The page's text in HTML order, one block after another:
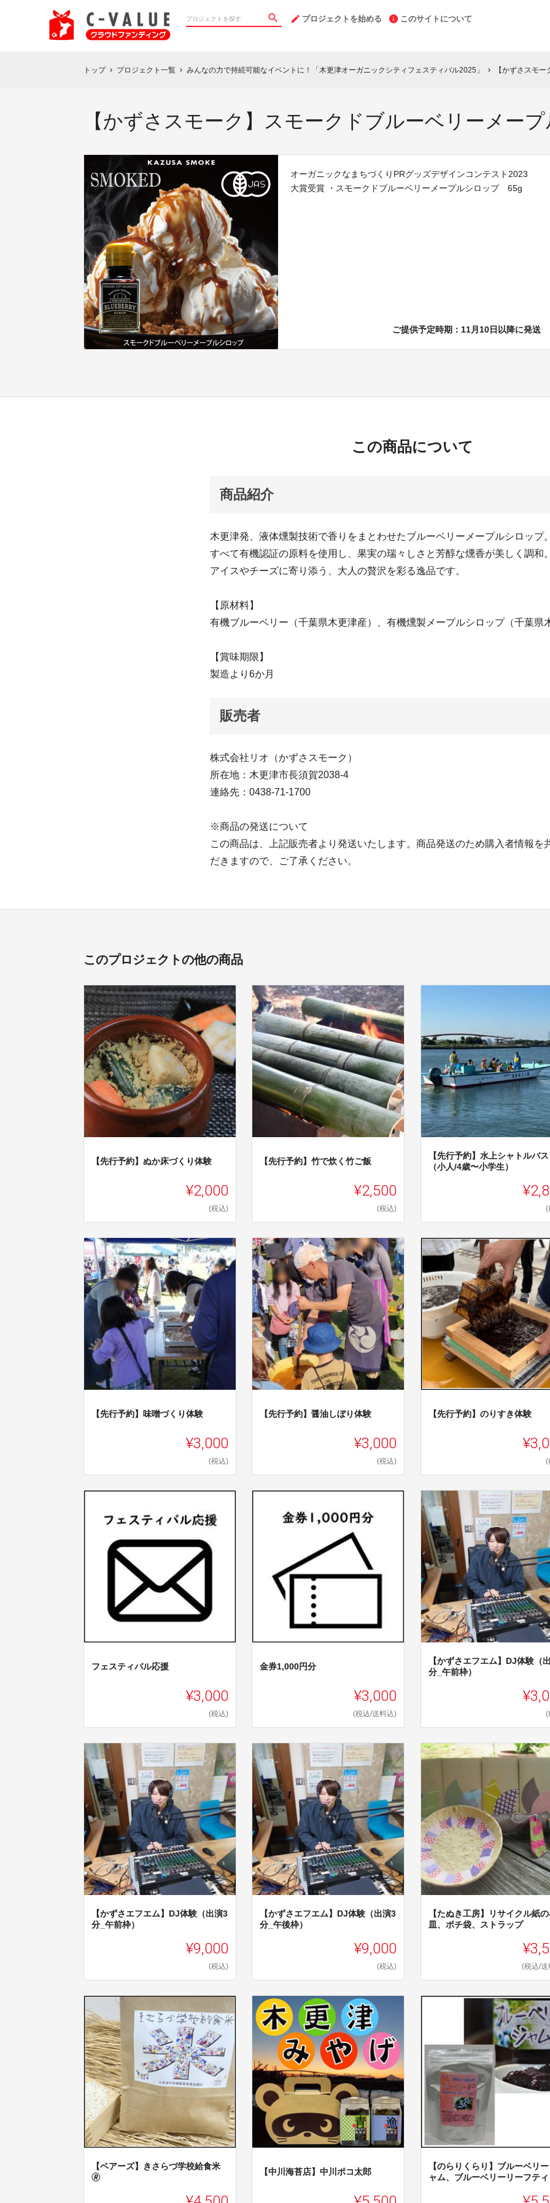
プロジェクトを始める このサイトについて
トップ chevron_right プロジェクト一覧 chevron_right みんなの力で持続可能なイベントに！「木更津オーガニックシティフェスティバル2025」 chevron_right 【かずさスモ
【かずさスモーク】スモークドブルーベリーメー
オーガニックなまちづくりPRグッズデザインコンテスト2023
大賞受賞 ・スモークドブルーベリーメープルシロップ 65g
ご提供予定時期：11月10日以降に発送
この商品について
商品紹介
木更津発、液体燻製技術で香りをまとわせたブルーベリーメープルシロップ。
すべて有機認証の原料を使用し、果実の瑞々しさと芳醇な燻香が美しく調和。
アイスやチーズに寄り添う、大人の贅沢を彩る逸品です。
【原材料】
有機ブルーベリー（千葉県木更津産）、有機燻製メープルシロップ（千葉県
【賞味期限】
製造より6か月
販売者
株式会社リオ（かずさスモーク）
所在地：木更津市長須賀2038-4
連絡先：0438-71-1700
※商品の発送について
この商品は、上記販売者より発送いたします。商品発送のため購入者情報を
だきますので、ご了承ください。
このプロジェクトの他の商品
【先行予約】ぬか床づくり体験
¥2,000
(税込)
【先行予約】竹で炊く竹ご飯
¥2,500
(税込)
【先行予約】水上シャトルバス
（小人/4歳〜小学生）
(
【先行予約】味噌づくり体験
¥3,000
(税込)
【先行予約】醤油しぼり体験
¥3,000
(税込)
【先行予約】のりすき体験
(
フェスティバル応援
¥3,000
(税込)
金券1,000円分
¥3,000
(税込/送料込)
【かずさエフエム】DJ体験（
分_午前枠）
(
【かずさエフエム】DJ体験（出演3
分_午前枠）
¥9,000
(税込)
【かずさエフエム】DJ体験（出演3
分_午後枠）
¥9,000
(税込)
【たぬき工房】リサイクル紙
皿、ポチ袋、ストラップ
(税込/送
【ベアーズ】きさらづ学校給食米
🄬
【中川海苔店】中川ポコ太郎
【のらりくらり】ブルーベリ
ャム、ブルーベリーリーフティ